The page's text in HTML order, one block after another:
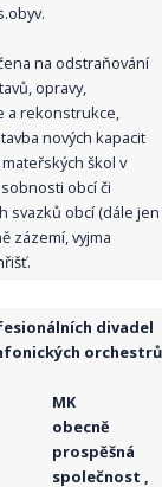
na odstraňování
opravy,
a rekonstrukce,
nových kapacit
škol v
obcí či
svazků obcí (dále jen
zázemí, vyjma
divadel
orchestrů
MK
obecně
prospěšná
společnost ,